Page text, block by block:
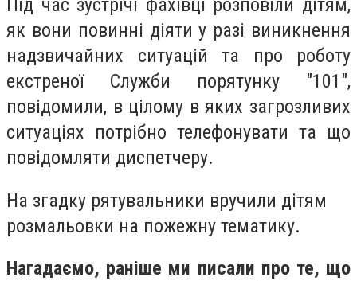
Під час зустрічі фахівці розповіли дітям,
як вони повинні діяти у разі виникнення
надзвичайних ситуацій та про роботу
екстреної Служби порятунку "101",
повідомили, в цілому в яких загрозливих
ситуаціях потрібно телефонувати та що
повідомляти диспетчеру.
На згадку рятувальники вручили дітям
розмальовки на пожежну тематику.
Нагадаємо, раніше ми писали про те, що